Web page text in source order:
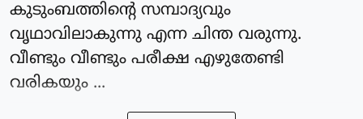
കുടുംബത്തിന്റെ സമ്പാദ്യവും
വൃഥാവിലാകുന്നു എന്ന ചിന്ത വരുന്നു.
വീണ്ടും വീണ്ടും പരീക്ഷ എഴുതേണ്ടി
വരികയും ...